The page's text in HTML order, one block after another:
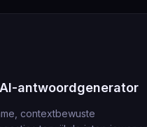
antwoordgenerator
contextbewuste